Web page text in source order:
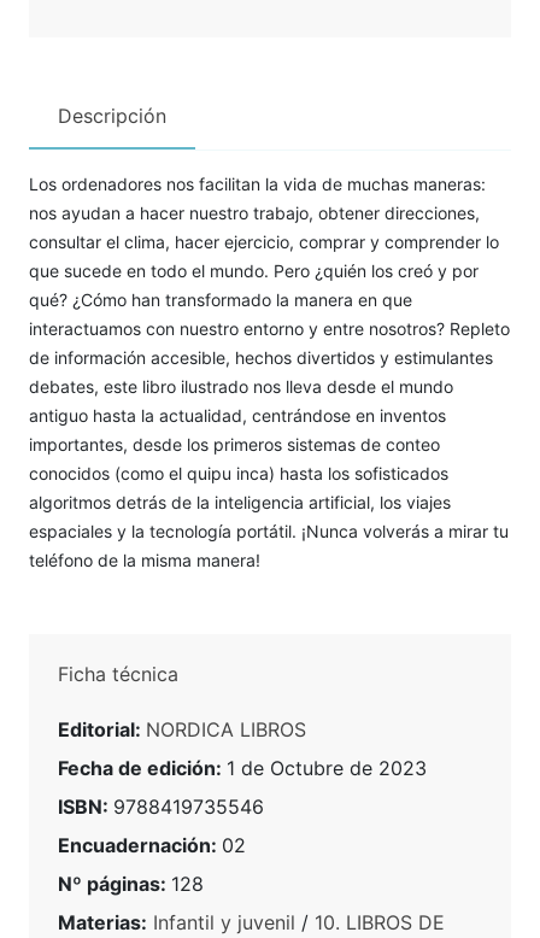
Descripción
Los ordenadores nos facilitan la vida de muchas maneras:
nos ayudan a hacer nuestro trabajo, obtener direcciones,
consultar el clima, hacer ejercicio, comprar y comprender lo
que sucede en todo el mundo. Pero ¿quién los creó y por
qué? ¿Cómo han transformado la manera en que
interactuamos con nuestro entorno y entre nosotros? Repleto
de información accesible, hechos divertidos y estimulantes
debates, este libro ilustrado nos lleva desde el mundo
antiguo hasta la actualidad, centrándose en inventos
importantes, desde los primeros sistemas de conteo
conocidos (como el quipu inca) hasta los sofisticados
algoritmos detrás de la inteligencia artificial, los viajes
espaciales y la tecnología portátil. ¡Nunca volverás a mirar tu
teléfono de la misma manera!
Ficha técnica
Editorial: NORDICA LIBROS
Fecha de edición: 1 de Octubre de 2023
ISBN: 9788419735546
Encuadernación: 02
Nº páginas: 128
Materias: Infantil y juvenil / 10. LIBROS DE